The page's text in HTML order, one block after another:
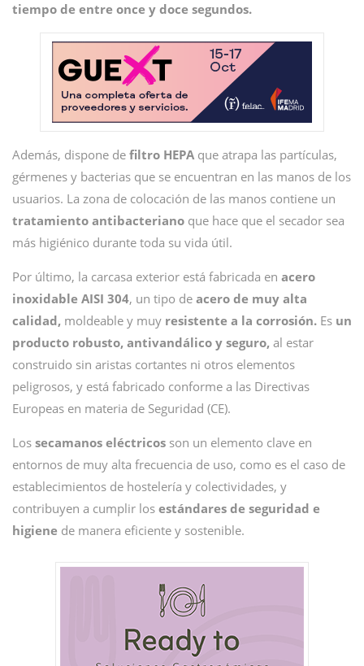
tiempo de entre once y doce segundos.
Además, dispone de filtro HEPA que atrapa las partículas,
gérmenes y bacterias que se encuentran en las manos de los
usuarios. La zona de colocación de las manos contiene un
tratamiento antibacteriano que hace que el secador sea
más higiénico durante toda su vida útil.
Por último, la carcasa exterior está fabricada en acero
inoxidable AISI 304, un tipo de acero de muy alta
calidad, moldeable y muy resistente a la corrosión. Es un
producto robusto, antivandálico y seguro, al estar
construido sin aristas cortantes ni otros elementos
peligrosos, y está fabricado conforme a las Directivas
Europeas en materia de Seguridad (CE).
Los secamanos eléctricos son un elemento clave en
entornos de muy alta frecuencia de uso, como es el caso de
establecimientos de hostelería y colectividades, y
contribuyen a cumplir los estándares de seguridad e
higiene de manera eficiente y sostenible.